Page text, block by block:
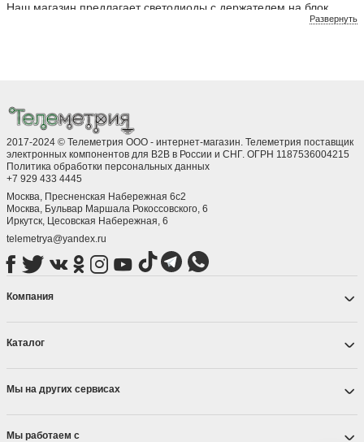
Наш магазин предлагает светодиоды с держателем на блок,
которые удобны в установке и использовании. Эти светодиоды
Светодиоды с держателем на блок часто используются в
освещении, рекламе, электронике, автомобильной
промышленности и других областях, где нужно быстро и удобно
устанавливать светодиоды без необходимости пайки или
специальных инструментов.
Преимущества
Светодиоды с держателем на блок обеспечивают удобство и
легкость в установке, сокращая время проведения работ. Они
также имеют надежные контакты для подключения, что
обеспечивает стабильную работу светодиодов в различных
условиях эксплуатации.
Развернуть
2017-2024 © Телеметрия ООО - интернет-магазин. Телеметрия поставщик
электронных компонентов для B2B в России и СНГ. ОГРН 1187536004215
Политика обработки персональных данных
+7 929 433 4445
Москва, Пресненская Набережная 6с2
Москва, ​Бульвар Маршала Рокоссовского, 6
Иркутск, ​Цесовская Набережная, 6
telemetrya@yandex.ru
Компания
Каталог
Мы на других сервисах
Мы работаем с